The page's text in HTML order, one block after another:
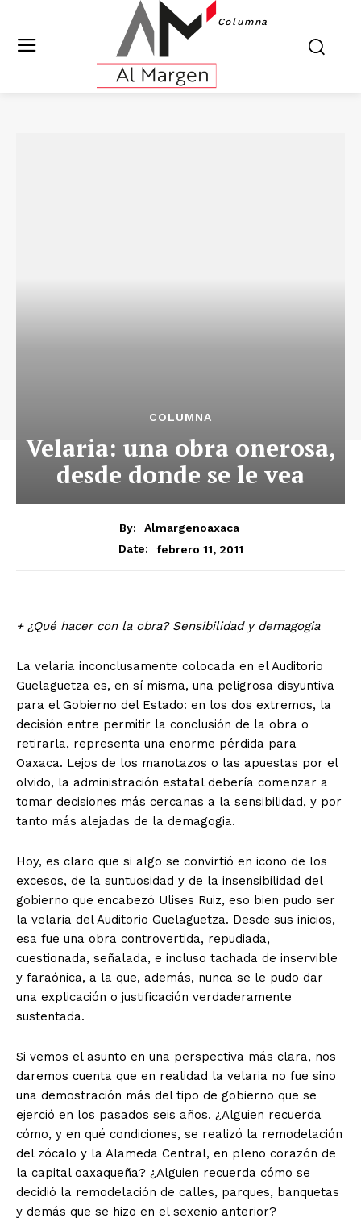
Columna
COLUMNA
Velaria: una obra onerosa,
desde donde se le vea
By:
Almargenoaxaca
Date:
febrero 11, 2011
+ ¿Qué hacer con la obra? Sensibilidad y demagogia
La velaria inconclusamente colocada en el Auditorio
Guelaguetza es, en sí misma, una peligrosa disyuntiva
para el Gobierno del Estado: en los dos extremos, la
decisión entre permitir la conclusión de la obra o
retirarla, representa una enorme pérdida para
Oaxaca. Lejos de los manotazos o las apuestas por el
olvido, la administración estatal debería comenzar a
tomar decisiones más cercanas a la sensibilidad, y por
tanto más alejadas de la demagogia.
Hoy, es claro que si algo se convirtió en icono de los
excesos, de la suntuosidad y de la insensibilidad del
gobierno que encabezó Ulises Ruiz, eso bien pudo ser
la velaria del Auditorio Guelaguetza. Desde sus inicios,
esa fue una obra controvertida, repudiada,
cuestionada, señalada, e incluso tachada de inservible
y faraónica, a la que, además, nunca se le pudo dar
una explicación o justificación verdaderamente
sustentada.
Si vemos el asunto en una perspectiva más clara, nos
daremos cuenta que en realidad la velaria no fue sino
una demostración más del tipo de gobierno que se
ejerció en los pasados seis años. ¿Alguien recuerda
cómo, y en qué condiciones, se realizó la remodelación
del zócalo y la Alameda Central, en pleno corazón de
la capital oaxaqueña? ¿Alguien recuerda cómo se
decidió la remodelación de calles, parques, banquetas
y demás que se hizo en el sexenio anterior?